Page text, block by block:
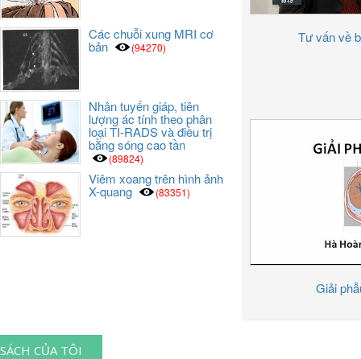
Tư vấn về
Giải
Các chuỗi xung MRI cơ
bản (94270)
Nhân tuyến giáp, tiên
lượng ác tính theo phân
loại TI-RADS và điều trị
bằng sóng cao tần
(89824)
Viêm xoang trên hình ảnh
X-quang (83351)
SÁCH CỦA TÔI